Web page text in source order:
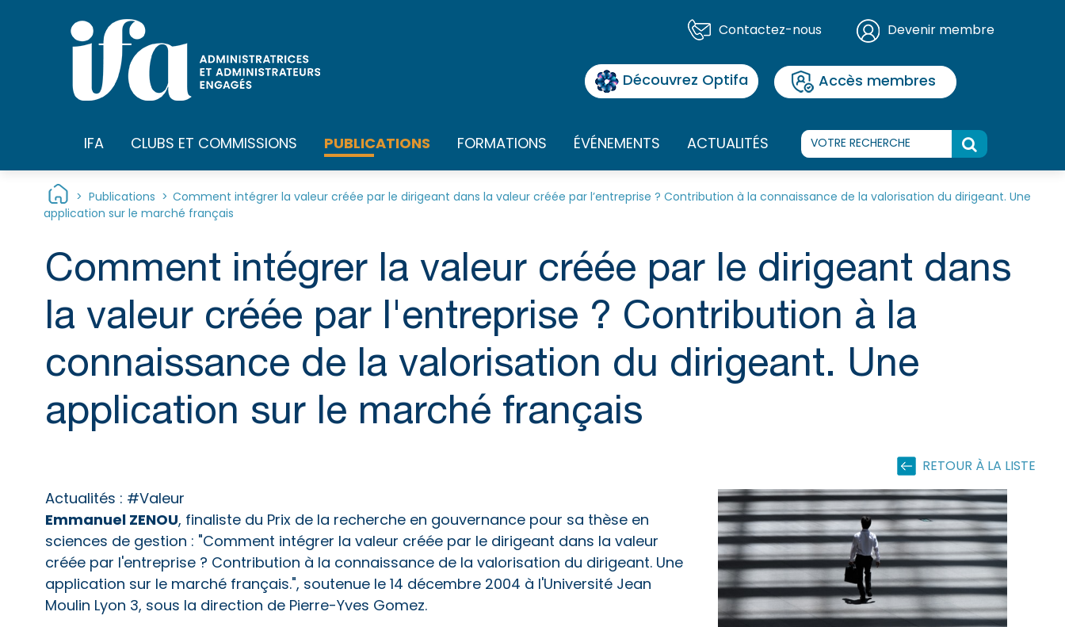
Contactez-nous
Devenir membre
Découvrez Optifa Accès membres
IFA CLUBS ET COMMISSIONS PUBLICATIONS FORMATIONS ÉVÉNEMENTS ACTUALITÉS
> Publications > Comment intégrer la valeur créée par le dirigeant dans la valeur créée par l’entreprise ? Contribution à la connaissance de la valorisation du dirigeant. Une
application sur le marché français
Comment intégrer la valeur créée par le dirigeant dans
la valeur créée par l'entreprise ? Contribution à la
connaissance de la valorisation du dirigeant. Une
application sur le marché français
RETOUR À LA LISTE
Actualités : #Valeur
Emmanuel ZENOU, finaliste du Prix de la recherche en gouvernance pour sa thèse en
sciences de gestion : "Comment intégrer la valeur créée par le dirigeant dans la valeur
créée par l'entreprise ? Contribution à la connaissance de la valorisation du dirigeant. Une
application sur le marché français.", soutenue le 14 décembre 2004 à l'Université Jean
Moulin Lyon 3, sous la direction de Pierre-Yves Gomez.